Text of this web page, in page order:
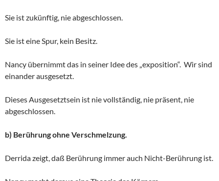
Sie ist zukünftig, nie abgeschlossen.
Sie ist eine Spur, kein Besitz.
Nancy übernimmt das in seiner Idee des „exposition“. Wir sind
einander ausgesetzt.
Dieses Ausgesetztsein ist nie vollständig, nie präsent, nie
abgeschlossen.
b) Berührung ohne Verschmelzung.
Derrida zeigt, daß Berührung immer auch Nicht-Berührung ist.